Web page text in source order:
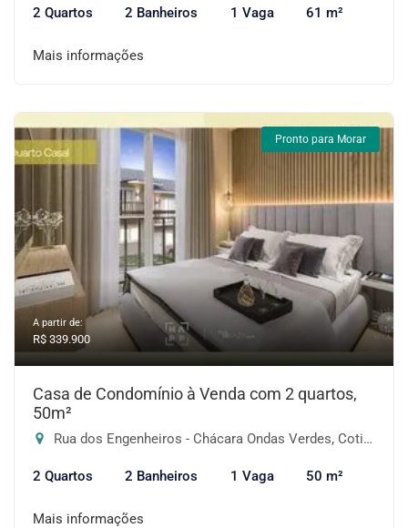
2 Quartos 2 Banheiros 1 Vaga 61 m²
Mais informações
Pronto para Morar
A partir de:
R$ 339.900
Casa de Condomínio à Venda com 2 quartos,
50m²
Rua dos Engenheiros - Chácara Ondas Verdes, Cotia-SP
2 Quartos 2 Banheiros 1 Vaga 50 m²
Mais informações